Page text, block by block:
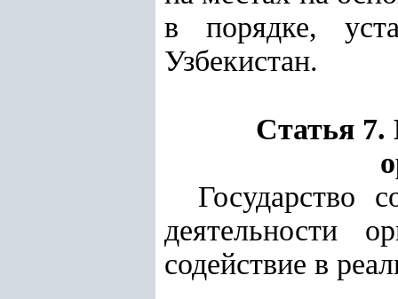
в порядке,
Узбекистан.
Статья 7.
Государство
деятельности
содействие в